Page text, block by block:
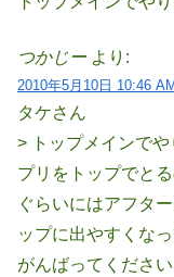
つかじー より:
2010年5月10日 10:46
タケさん
> トップメインでや
プリをトップでと
ぐらいにはアフタ
ップに出やすくなっ
がんばってください